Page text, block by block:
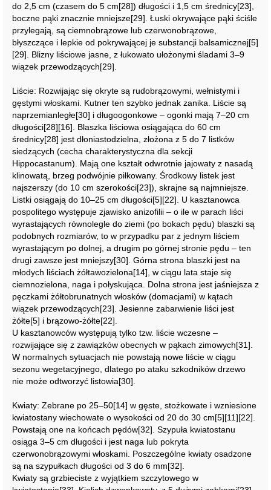
do 2,5 cm (czasem do 5 cm[28]) długości i 1,5 cm średnicy[23],
boczne pąki znacznie mniejsze[29]. Łuski okrywające pąki ściśle
przylegają, są ciemnobrązowe lub czerwonobrązowe,
błyszczące i lepkie od pokrywającej je substancji balsamicznej[5]
[29]. Blizny liściowe jasne, z łukowato ułożonymi śladami 3–9
wiązek przewodzących[29].
Liście: Rozwijając się okryte są rudobrązowymi, wełnistymi i
gęstymi włoskami. Kutner ten szybko jednak zanika. Liście są
naprzemianległe[30] i długoogonkowe – ogonki mają 7–20 cm
długości[28][16]. Blaszka liściowa osiągająca do 60 cm
średnicy[28] jest dłoniastodzielna, złożona z 5 do 7 listków
siedzących (cecha charakterystyczna dla sekcji
Hippocastanum). Mają one kształt odwrotnie jajowaty z nasadą
klinowatą, brzeg podwójnie piłkowany. Środkowy listek jest
najszerszy (do 10 cm szerokości[23]), skrajne są najmniejsze.
Listki osiągają do 10–25 cm długości[5][22]. U kasztanowca
pospolitego występuje zjawisko anizofilii – o ile w parach liści
wyrastających równolegle do ziemi (po bokach pędu) blaszki są
podobnych rozmiarów, to w przypadku par z jednym liściem
wyrastającym po dolnej, a drugim po górnej stronie pędu – ten
drugi zawsze jest mniejszy[30]. Górna strona blaszki jest na
młodych liściach żółtawozielona[14], w ciągu lata staje się
ciemnozielona, naga i połyskująca. Dolna strona jest jaśniejsza z
pęczkami żółtobrunatnych włosków (domacjami) w kątach
wiązek przewodzących[23]. Jesienne zabarwienie liści jest
żółte[5] i brązowo-żółte[22].
U kasztanowców występują tylko tzw. liście wczesne –
rozwijające się z zawiązków obecnych w pąkach zimowych[31].
W normalnych sytuacjach nie powstają nowe liście w ciągu
sezonu wegetacyjnego, dlatego po ataku szkodników drzewo
nie może odtworzyć listowia[30].
Kwiaty: Zebrane po 25–50[14] w gęste, stożkowate i wzniesione
kwiatostany wiechowate o wysokości od 20 do 30 cm[5][11][22].
Powstają one na końcach pędów[32]. Szypuła kwiatostanu
osiąga 3–5 cm długości i jest naga lub pokryta
czerwonobrązowymi włoskami. Poszczególne kwiaty osadzone
są na szypułkach długości od 3 do 6 mm[32].
Kwiaty są grzbieciste z wyjątkiem szczytowego w